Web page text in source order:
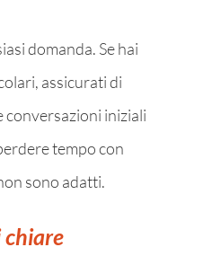
domanda. Se hai
assicurati di
conversazioni iniziali
tempo con
sono adatti.